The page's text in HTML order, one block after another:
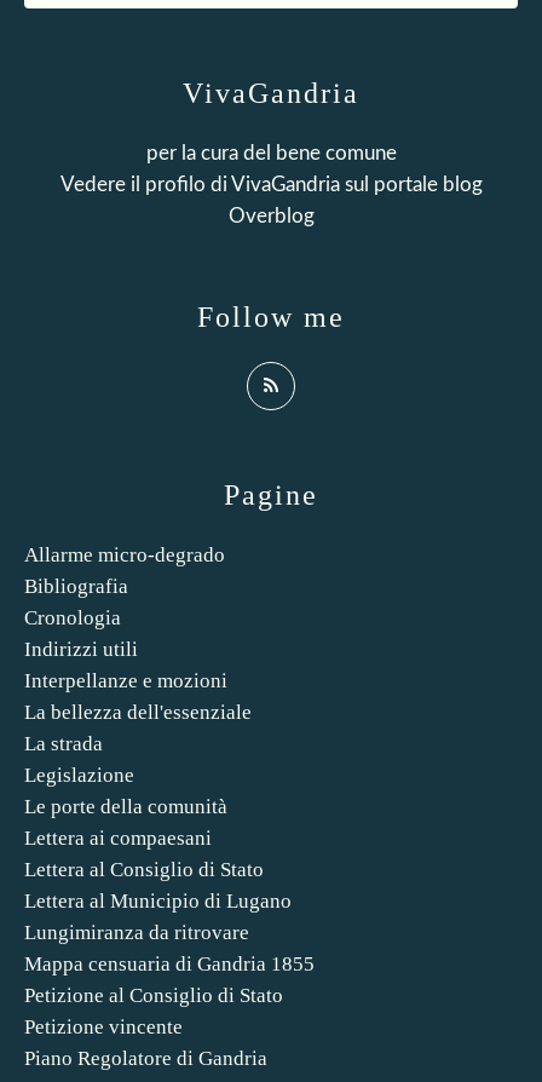
Pagine
Allarme micro-degrado
Bibliografia
Cronologia
Indirizzi utili
Interpellanze e mozioni
La bellezza dell'essenziale
La strada
Legislazione
Le porte della comunità
Lettera ai compaesani
Lettera al Consiglio di Stato
Lettera al Municipio di Lugano
Lungimiranza da ritrovare
Mappa censuaria di Gandria 1855
Petizione al Consiglio di Stato
Petizione vincente
Piano Regolatore di Gandria
VivaGandria
per la cura del bene comune
Vedere il profilo di VivaGandriasul portale blog
Overblog
Follow me